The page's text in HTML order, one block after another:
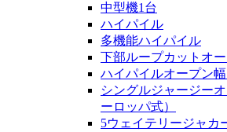
中型機1台
ハイパイル
多機能ハイパイル
下部ループカットオ
ハイパイルオープン
シングルジャージー
ーロッパ式）
5ウェイテリージャカ